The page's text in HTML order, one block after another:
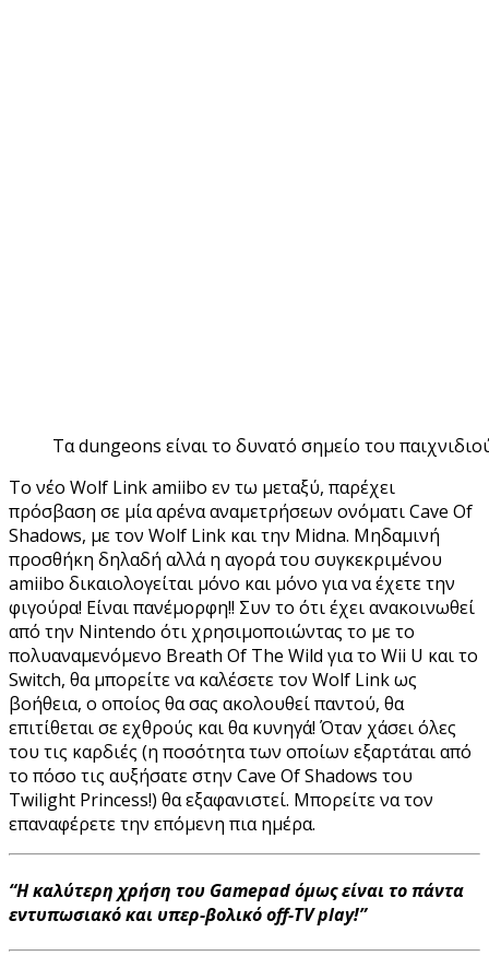
Τα dungeons είναι το δυνατό σημείο του
Το νέο Wolf Link amiibo εν τω μεταξύ, παρέχει
πρόσβαση σε μία αρένα αναμετρήσεων ονόματι Cave Of
Shadows, με τον Wolf Link και την Midna. Μηδαμινή
προσθήκη δηλαδή αλλά η αγορά του συγκεκριμένου
amiibo δικαιολογείται μόνο και μόνο για να έχετε την
φιγούρα! Είναι πανέμορφη!! Συν το ότι έχει ανακοινωθεί
από την Nintendo ότι χρησιμοποιώντας το με το
πολυαναμενόμενο Breath Of The Wild για το Wii U και το
Switch, θα μπορείτε να καλέσετε τον Wolf Link ως
βοήθεια, ο οποίος θα σας ακολουθεί παντού, θα
επιτίθεται σε εχθρούς και θα κυνηγά! Όταν χάσει όλες
του τις καρδιές (η ποσότητα των οποίων εξαρτάται από
το πόσο τις αυξήσατε στην Cave Of Shadows του
Twilight Princess!) θα εξαφανιστεί. Μπορείτε να τον
επαναφέρετε την επόμενη πια ημέρα.
“Η καλύτερη χρήση του Gamepad όμως είναι το πάντα
εντυπωσιακό και υπερ-βολικό off-TV play!”